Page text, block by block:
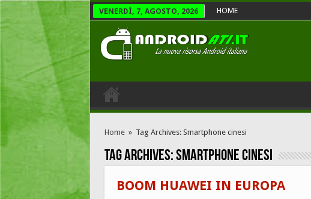
VENERDÌ, 7, AGOSTO, 2026 HOME
Home » Tag Archives: Smartphone cinesi
Tag Archives:Smartphone cinesi
BOOM HUAWEI IN EUROPA